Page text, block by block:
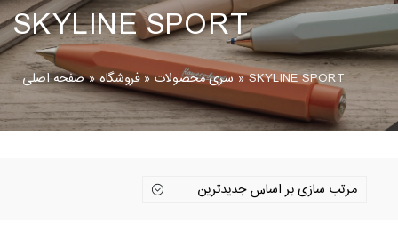
SKYLINE SPORT
صفحه اصلی » فروشگاه » سری محصولات » SKYLINE SPORT